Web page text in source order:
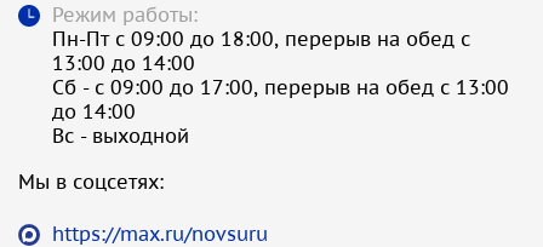
Режим работы:
Пн-Пт с 09:00 до 18:00, перерыв на обед с
13:00 до 14:00
Сб - с 09:00 до 17:00, перерыв на обед с 13:00
до 14:00
Вс - выходной
Мы в соцсетях:
https://max.ru/novsuru